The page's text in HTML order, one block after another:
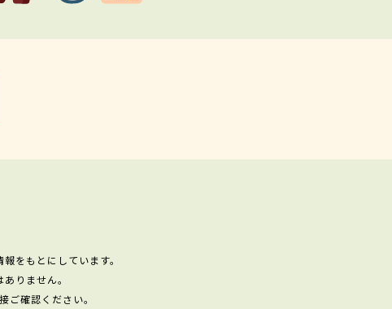
をもとにしています。
りません。
ご確認ください。